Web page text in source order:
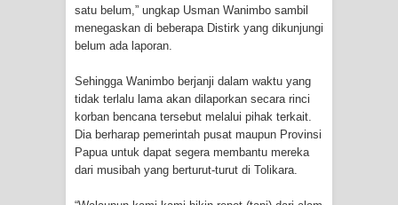
Bhayangkara ke-80
Indonesia Turns Remote Papua
Frontier into National Food Belt with
Mechanized Rice Expansion
Mentan Tinjau Program Cetak Sawah
satu belum,” ungkap Usman Wanimbo sambil
menegaskan di beberapa Distirk yang dikunjungi
belum ada laporan.
Sehingga Wanimbo berjanji dalam waktu yang
tidak terlalu lama akan dilaporkan secara rinci
korban bencana tersebut melalui pihak terkait.
Dia berharap pemerintah pusat maupun Provinsi
Papua untuk dapat segera membantu mereka
dari musibah yang berturut-turut di Tolikara.